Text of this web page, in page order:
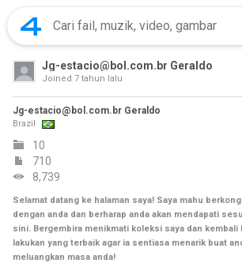
Jg-estacio@bol.com.br Geraldo
Joined 7 tahun lalu
Jg-estacio@bol.com.br Geraldo
Brazil
10
710
8,739
Selamat datang ke halaman saya! Saya mahu
dengan anda dan berharap anda akan mendapati
sini. Bergembira menikmati koleksi saya dan kembali
lakukan yang terbaik agar ia sentiasa menarik buat
meluangkan masa anda!